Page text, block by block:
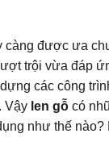
càng được ưa
trội vừa đáp
các công
Vậy len gỗ có
như thế nào?